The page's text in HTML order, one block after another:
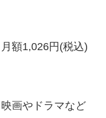
額1,026円(税込)
画やドラマなど